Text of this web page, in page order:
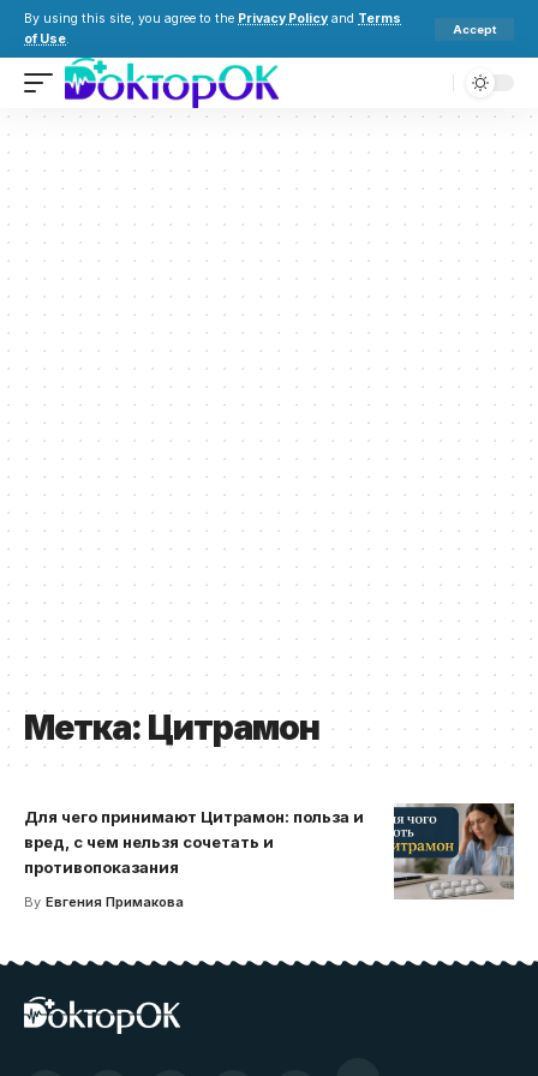
By using this site, you agree to the Privacy Policy and Terms
of Use.
Accept
Метка: Цитрамон
Для чего принимают Цитрамон: польза и
вред, с чем нельзя сочетать и
противопоказания
By Евгения Примакова